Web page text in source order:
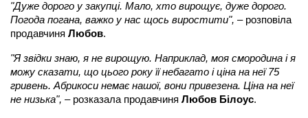
"Дуже дорого у закупці. Мало, хто вирощує, дуже дорого.
Погода погана, важко у нас щось виростити", – розповіла
продавчиня Любов.
"Я звідки знаю, я не вирощую. Наприклад, моя смородина і я
можу сказати, що цього року її небагато і ціна на неї 75
гривень. Абрикоси немає нашої, вони привезена. Ціна на неї
не низька", – розказала продавчиня Любов Білоус.